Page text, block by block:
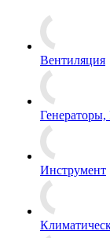
Вентиляция
Инструмент